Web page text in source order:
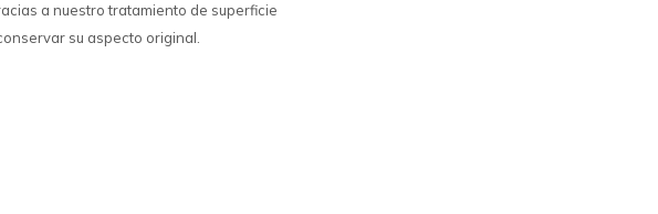
a nuestro tratamiento de superficie
su aspecto original.